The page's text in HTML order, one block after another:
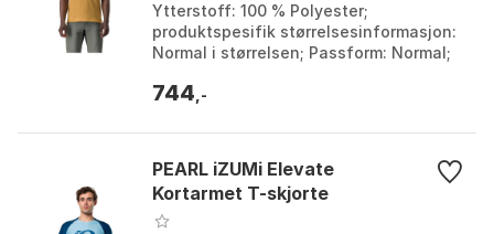
Ytterstoff: 100 % Polyester;
produktspesifik størrelsesinformasjon:
Normal i størrelsen; Passform: Normal;
grey, Honey. ...
744 ,-
PEARL iZUMi Elevate
Kortarmet T-skjorte